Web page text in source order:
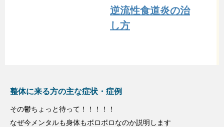
逆流性食道炎の治
し方
整体に来る方の主な症状・症例
その鬱ちょっと待って！！！！！
なぜ今メンタルも身体もボロボロなのか説明します